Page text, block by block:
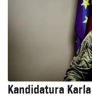
Kandidatura